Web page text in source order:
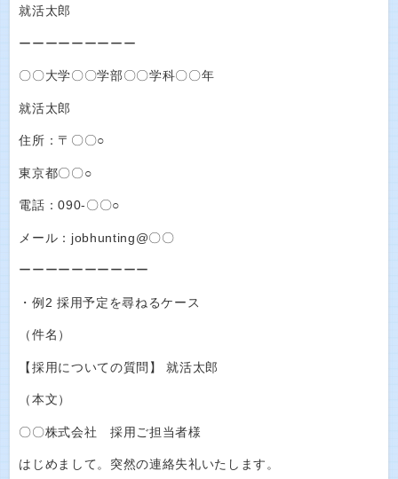
就活太郎
ーーーーーーーーー
〇〇大学〇〇学部〇〇学科〇〇年
就活太郎
住所：〒〇〇○
東京都〇〇○
電話：090-〇〇○
メール：jobhunting@〇〇
ーーーーーーーーーー
・例2 採用予定を尋ねるケース
（件名）
【採用についての質問】 就活太郎
（本文）
〇〇株式会社 採用ご担当者様
はじめまして。突然の連絡失礼いたします。